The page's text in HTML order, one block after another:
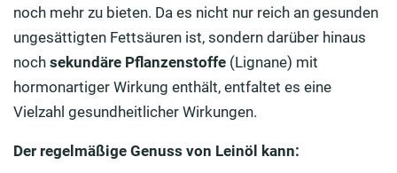
noch mehr zu bieten. Da es nicht nur reich an gesunden
ungesättigten Fettsäuren ist, sondern darüber hinaus
noch sekundäre Pflanzenstoffe (Lignane) mit
hormonartiger Wirkung enthält, entfaltet es eine
Vielzahl gesundheitlicher Wirkungen.
Der regelmäßige Genuss von Leinöl kann: